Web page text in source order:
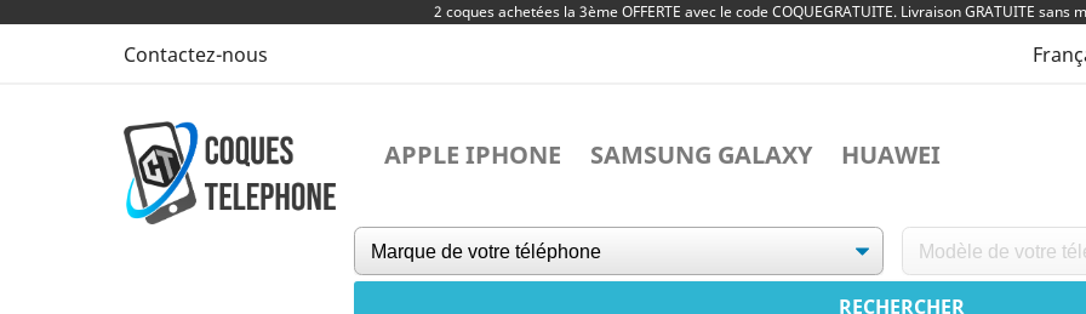
2 coques achetées la 3ème OFFERTE avec le code COQUEGRATUITE. Livraison GRATUITE sans
Contactez-nous
APPLE IPHONE SAMSUNG GALAXY HUAWEI